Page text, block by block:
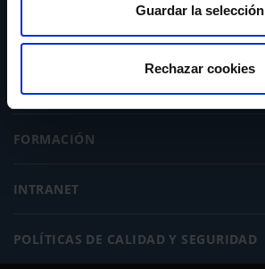
Guardar la selección
Rechazar cookies
ACTUALIDAD
PUBLICACIONES
FORMACIÓN
INTRANET
POLÍTICAS DE CALIDAD Y SEGURIDAD